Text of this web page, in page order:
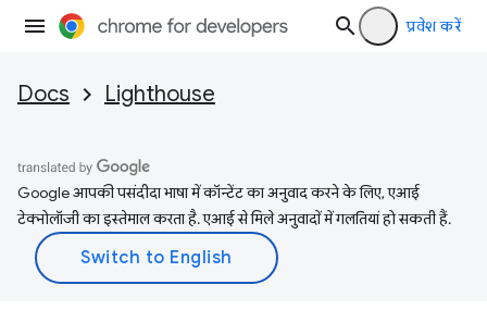
प्रवेश करें
Docs Lighthouse
Google आपकी पसंदीदा भाषा में कॉन्टेंट का अनुवाद करने के लिए, एआई
टेक्नोलॉजी का इस्तेमाल करता है. एआई से मिले अनुवादों में गलतियां हो सकती हैं.